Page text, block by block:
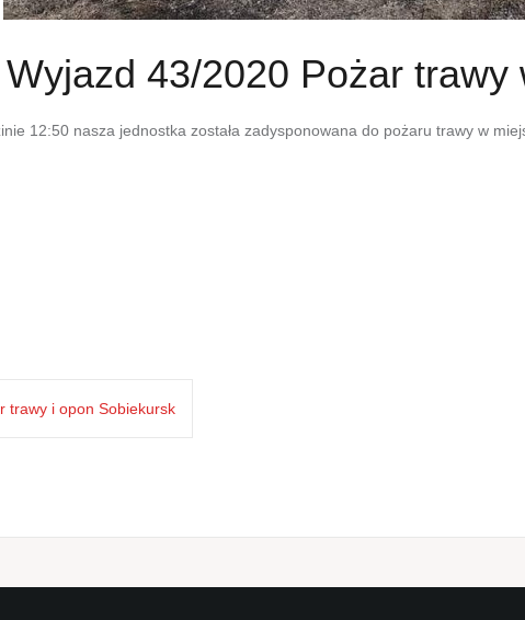
Wyjazd 43/2020 Pożar trawy
12:50 nasza jednostka została zadysponowana do pożaru trawy w
trawy i opon Sobiekursk